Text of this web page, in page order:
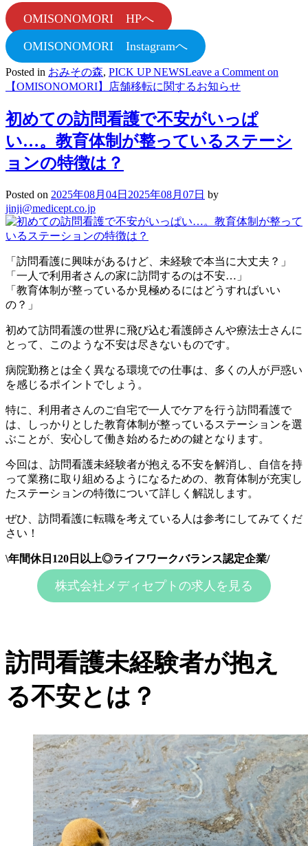
OMISONOMORI HPへ
OMISONOMORI Instagramへ
Posted in おみその森, PICK UP NEWSLeave a Comment on
【OMISONOMORI】店舗移転に関するお知らせ
初めての訪問看護で不安がいっぱ
い…。教育体制が整っているステーシ
ョンの特徴は？
Posted on 2025年08月04日 2025年08月07日 by
jinji@medicept.co.jp
「訪問看護に興味があるけど、未経験で本当に大丈夫？」
「一人で利用者さんの家に訪問するのは不安…」
「教育体制が整っているか見極めるにはどうすればいい
の？」
初めて訪問看護の世界に飛び込む看護師さんや療法士さんに
とって、このような不安は尽きないものです。
病院勤務とは全く異なる環境での仕事は、多くの人が戸惑い
を感じるポイントでしょう。
特に、利用者さんのご自宅で一人でケアを行う訪問看護で
は、しっかりとした教育体制が整っているステーションを選
ぶことが、安心して働き始めるための鍵となります。
今回は、訪問看護未経験者が抱える不安を解消し、自信を持
って業務に取り組めるようになるための、教育体制が充実し
たステーションの特徴について詳しく解説します。
ぜひ、訪問看護に転職を考えている人は参考にしてみてくだ
さい！
\年間休日120日以上◎ライフワークバランス認定企業/
株式会社メディセプトの求人を見る
訪問看護未経験者が抱え
る不安とは？